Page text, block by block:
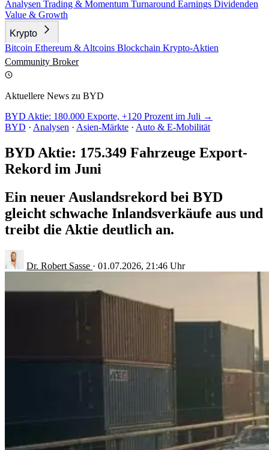
Analysen Trading & Momentum Turnaround Earnings Dividenden
Value & Growth
Krypto
Bitcoin Ethereum & Altcoins Blockchain Krypto-Aktien
Community Broker
Aktuellere News zu BYD
BYD Aktie: 180.000 Exporte, +120 Prozent im Juli →
BYD · Analysen · Asien-Märkte · Auto & E-Mobilität
BYD Aktie: 175.349 Fahrzeuge Export-
Rekord im Juni
Ein neuer Auslandsrekord bei BYD
gleicht schwache Inlandsverkäufe aus und
treibt die Aktie deutlich an.
Dr. Robert Sasse · 01.07.2026, 21:46 Uhr